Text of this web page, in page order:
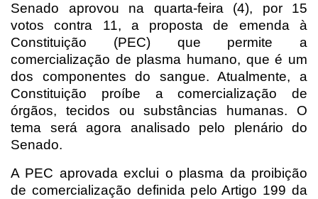
Senado aprovou na quarta-feira (4), por 15
votos contra 11, a proposta de emenda à
Constituição (PEC) que permite a
comercialização de plasma humano, que é um
dos componentes do sangue. Atualmente, a
Constituição proíbe a comercialização de
órgãos, tecidos ou substâncias humanas. O
tema será agora analisado pelo plenário do
Senado.
A PEC aprovada exclui o plasma da proibição
de comercialização definida pelo Artigo 199 da